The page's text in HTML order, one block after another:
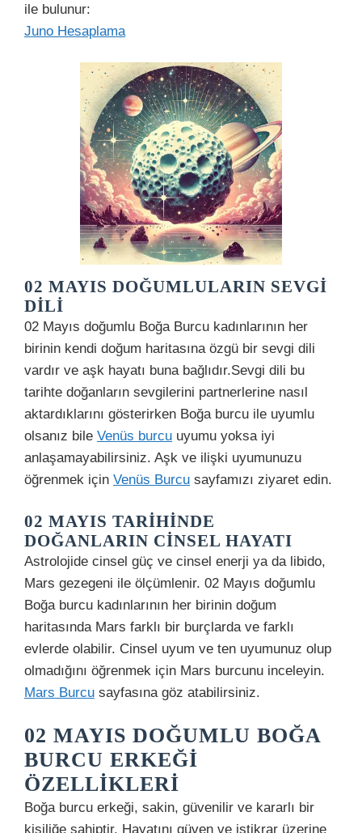
ile bulunur:
Juno Hesaplama
02 MAYIS DOĞUMLULARIN SEVGI
DILI
02 Mayıs doğumlu Boğa Burcu kadınlarının her
birinin kendi doğum haritasına özgü bir sevgi dili
vardır ve aşk hayatı buna bağlıdır.Sevgi dili bu
tarihte doğanların sevgilerini partnerlerine nasıl
aktardıklarını gösterirken Boğa burcu ile uyumlu
olsanız bile Venüs burcu uyumu yoksa iyi
anlaşamayabilirsiniz. Aşk ve ilişki uyumunuzu
öğrenmek için Venüs Burcu sayfamızı ziyaret edin.
02 MAYIS TARIHINDE
DOĞANLARIN CINSEL HAYATI
Astrolojide cinsel güç ve cinsel enerji ya da libido,
Mars gezegeni ile ölçümlenir. 02 Mayıs doğumlu
Boğa burcu kadınlarının her birinin doğum
haritasında Mars farklı bir burçlarda ve farklı
evlerde olabilir. Cinsel uyum ve ten uyumunuz olup
olmadığını öğrenmek için Mars burcunu inceleyin.
Mars Burcu sayfasına göz atabilirsiniz.
02 MAYIS DOĞUMLU BOĞA
BURCU ERKEĞI
ÖZELLIKLERI
Boğa burcu erkeği, sakin, güvenilir ve kararlı bir
kişiliğe sahiptir. Hayatını güven ve istikrar üzerine